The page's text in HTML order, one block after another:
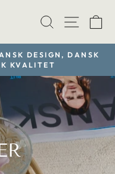
DESIGN, DANSK
KVALITET